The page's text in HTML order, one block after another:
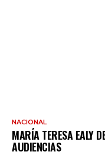
NACIONAL
MARÍA TERESA EALY
AUDIENCIAS